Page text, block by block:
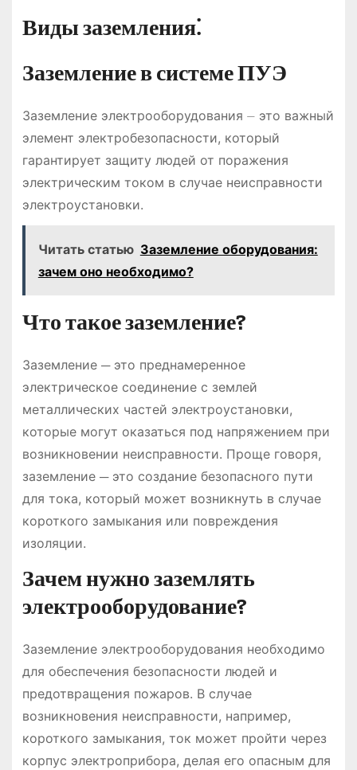
Виды заземления⁚
Заземление в системе ПУЭ
Заземление электрооборудования ⏤ это важный
элемент электробезопасности, который
гарантирует защиту людей от поражения
электрическим током в случае неисправности
электроустановки.
Читать статью Заземление оборудования:
зачем оно необходимо?
Что такое заземление?
Заземление ─ это преднамеренное
электрическое соединение с землей
металлических частей электроустановки,
которые могут оказаться под напряжением при
возникновении неисправности. Проще говоря,
заземление ─ это создание безопасного пути
для тока, который может возникнуть в случае
короткого замыкания или повреждения
изоляции.
Зачем нужно заземлять
электрооборудование?
Заземление электрооборудования необходимо
для обеспечения безопасности людей и
предотвращения пожаров. В случае
возникновения неисправности, например,
короткого замыкания, ток может пройти через
корпус электроприбора, делая его опасным для